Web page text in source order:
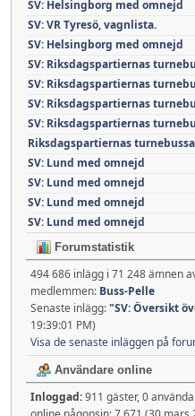
SV: Helsingborg med omnejd
SV: VR Tyresö, vagnlista.
SV: Helsingborg med omnejd
SV: Riksdagspartiernas
SV: Riksdagspartiernas
SV: Riksdagspartiernas
SV: Riksdagspartiernas
Riksdagspartiernas
SV: Lund med omnejd
SV: Lund med omnejd
SV: Lund med omnejd
SV: Lund med omnejd
Forumstatistik
494 686 inlägg i 71 248 ämnen
medlemmen: Buss-Pelle
Senaste inlägg:"SV: Översikt
19:39:01 PM)
Visa de senaste inläggen på
Användare online
Inloggad:911 gäster, 0